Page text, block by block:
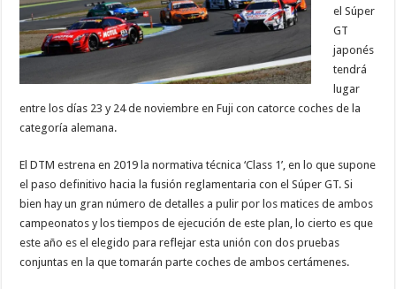
el Súper
GT
japonés
tendrá
lugar
entre los días 23 y 24 de noviembre en Fuji con catorce coches de la
categoría alemana.
El DTM estrena en 2019 la normativa técnica ‘Class 1’, en lo que supone
el paso definitivo hacia la fusión reglamentaria con el Súper GT. Si
bien hay un gran número de detalles a pulir por los matices de ambos
campeonatos y los tiempos de ejecución de este plan, lo cierto es que
este año es el elegido para reflejar esta unión con dos pruebas
conjuntas en la que tomarán parte coches de ambos certámenes.